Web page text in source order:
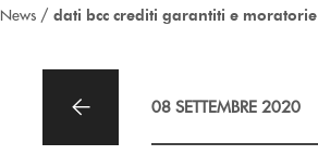
News / dati bcc crediti garantiti e moratorie
08 SETTEMBRE 2020